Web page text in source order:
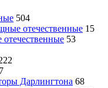
504
отечественные 15
53
Дарлингтона 68